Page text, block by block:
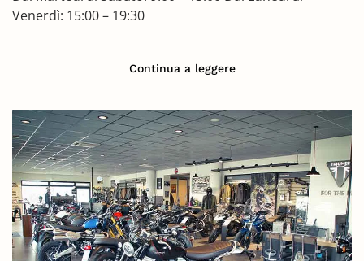
Venerdì: 15:00 – 19:30
Continua a leggere